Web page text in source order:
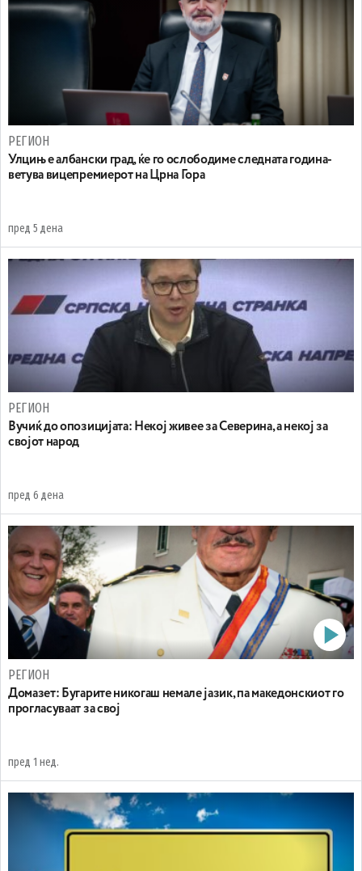
РЕГИОН
Улцињ е албански град, ќе го ослободиме следната година-
ветува вицепремиерот на Црна Гора
пред 5 дена
РЕГИОН
Вучиќ до опозицијата: Некој живее за Северина, а некој за
својот народ
пред 6 дена
РЕГИОН
Домазет: Бугарите никогаш немале јазик, па македонскиот го
прогласуваат за свој
пред 1 нед.